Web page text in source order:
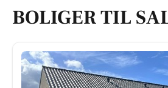
BOLIGER TIL